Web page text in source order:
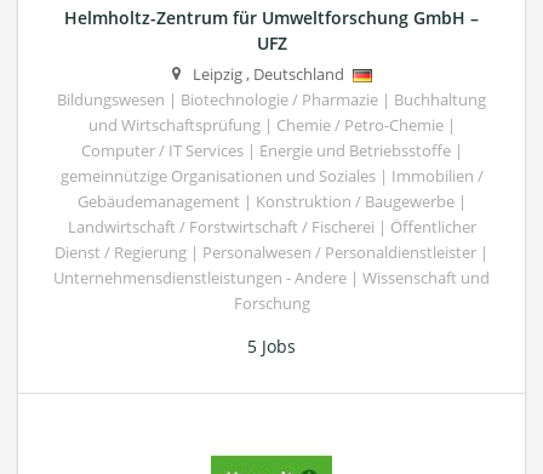
Helmholtz-Zentrum für Umweltforschung GmbH –
UFZ
Leipzig, Deutschland
Bildungswesen | Biotechnologie / Pharmazie | Buchhaltung
und Wirtschaftsprüfung | Chemie / Petro-Chemie |
Computer / IT Services | Energie und Betriebsstoffe |
gemeinnützige Organisationen und Soziales | Immobilien /
Gebäudemanagement | Konstruktion / Baugewerbe |
Landwirtschaft / Forstwirtschaft / Fischerei | Öffentlicher
Dienst / Regierung | Personalwesen / Personaldienstleister |
Unternehmensdienstleistungen - Andere | Wissenschaft und
Forschung
5 Jobs